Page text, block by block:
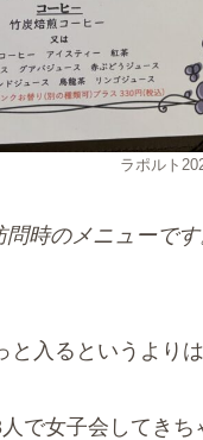
ラポルト
時のメニューで
入るというよりは
で女子会してきち